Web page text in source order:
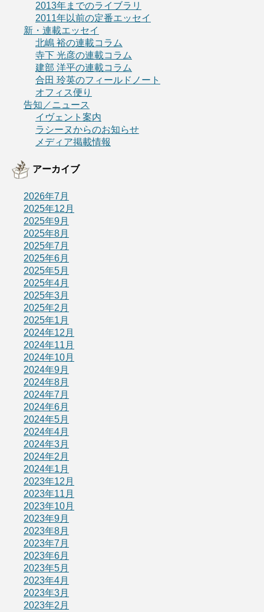
2013年までのライブラリ
2011年以前の定番エッセイ
新・連載エッセイ
北嶋 裕の連載コラム
寺下 光彦の連載コラム
建部 洋平の連載コラム
合田 玲英のフィールドノート
オフィス便り
告知／ニュース
イヴェント案内
ラシーヌからのお知らせ
メディア掲載情報
アーカイブ
2026年7月
2025年12月
2025年9月
2025年8月
2025年7月
2025年6月
2025年5月
2025年4月
2025年3月
2025年2月
2025年1月
2024年12月
2024年11月
2024年10月
2024年9月
2024年8月
2024年7月
2024年6月
2024年5月
2024年4月
2024年3月
2024年2月
2024年1月
2023年12月
2023年11月
2023年10月
2023年9月
2023年8月
2023年7月
2023年6月
2023年5月
2023年4月
2023年3月
2023年2月